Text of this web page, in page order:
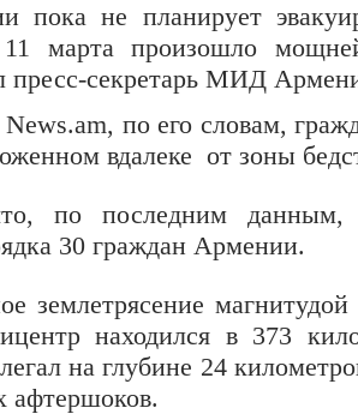
не планирует
марта произошло
секретарь МИД
по его словам,
вдалеке от зоны
по последним данным,
30 граждан Армении.
землетрясение
находился в 373
на глубине 24
афтершоков.